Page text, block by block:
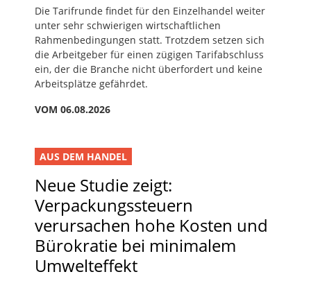
Die Tarifrunde findet für den Einzelhandel weiter
unter sehr schwierigen wirtschaftlichen
Rahmenbedingungen statt. Trotzdem setzen sich
die Arbeitgeber für einen zügigen Tarifabschluss
ein, der die Branche nicht überfordert und keine
Arbeitsplätze gefährdet.
VOM 06.08.2026
AUS DEM HANDEL
Neue Studie zeigt:
Verpackungssteuern
verursachen hohe Kosten und
Bürokratie bei minimalem
Umwelteffekt